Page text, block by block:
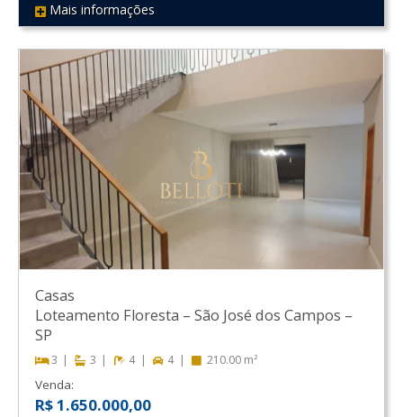
REF 272
Mais informações
Casas
Loteamento Floresta – São José dos Campos –
SP
3 3 4 4 210.00 m²
Venda:
R$ 1.650.000,00